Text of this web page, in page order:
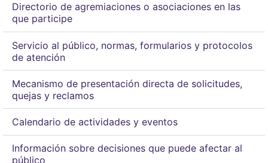
Directorio de agremiaciones o asociaciones en las
que participe
Servicio al público, normas, formularios y protocolos
de atención
Mecanismo de presentación directa de solicitudes,
quejas y reclamos
Calendario de actividades y eventos
Información sobre decisiones que puede afectar al
público